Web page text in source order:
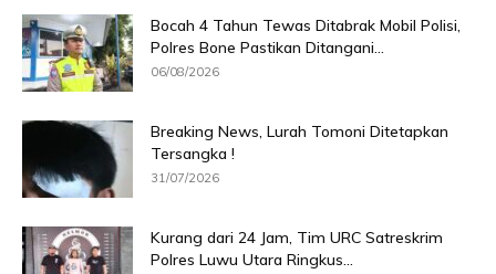
Bocah 4 Tahun Tewas Ditabrak Mobil Polisi,
Polres Bone Pastikan Ditangani...
06/08/2026
Breaking News, Lurah Tomoni Ditetapkan
Tersangka !
31/07/2026
Kurang dari 24 Jam, Tim URC Satreskrim
Polres Luwu Utara Ringkus...